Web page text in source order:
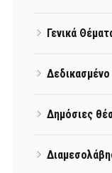
Γενικά
Δεδικασμένο
Δημόσιες